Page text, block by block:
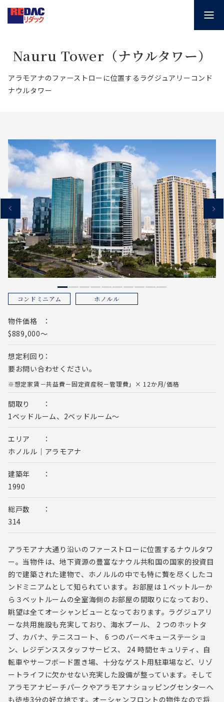
Nauru Tower（ナウルタワー）
アラモアナのファーストローに位置するラグジュアリーコンド
ナウルタワー
コンドミニアム ホノルル
物件価格
$889,000～
想定利回り
要お問い合わせください。
※想定家賃－共益費－固定資産税－管理費」× 12か月/価格
間取り
1ベッドルーム、2ベッドルーム～
エリア
ホノルル｜アラモアナ
建築年
1990
総戸数
314
アラモアナ大通り沿いのファーストローに位置するナウルタワ
ー。当物件は、地下資源の豊富なナウル共和国の国家的投資目
的で建築された建物で、ホノルルの中でも特に贅を尽くしたコ
ンドミニアムとして知られています。お部屋は１ベットルーか
ら３ベットルームの全室海側のお部屋の間取りになっており、
眺望は全てオーシャンビューとなっております。ラグジュアリ
ーな共用施設も充実しており、海水プール、 2 つのホットタ
ブ、カバナ、テニスコート、 6 つのバーベキューステーショ
ン、レジデンススタッフサービス、 24 時間セキュリティ、自
転車やサーフボード置き場、十分なゲスト用駐車場など、リゾ
ートライフに欠かせない充実した設備が整っています。そして
アラモアナビーチパークやアラモアナショッピングセンターへ
も徒歩3分の好立地です。オーシャンフロントの物件なので将